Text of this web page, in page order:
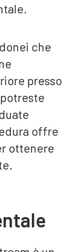
che
presso
offre
ottenere